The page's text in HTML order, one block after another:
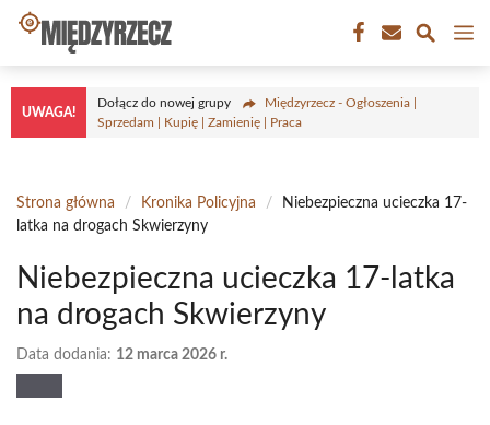
Przejdź
treści
UWAGA!
Dołącz do nowej grupy
Międzyrzecz - Ogłoszenia |
Sprzedam | Kupię | Zamienię | Praca
Strona główna / Kronika Policyjna /
Niebezpieczna ucieczka 17-
latka na drogach Skwierzyny
Niebezpieczna ucieczka 17-latka
na drogach Skwierzyny
Data dodania: 12 marca 2026 r.